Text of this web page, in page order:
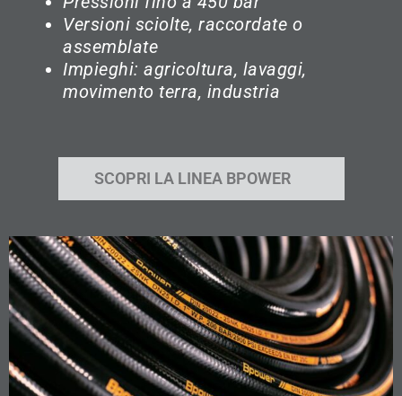
Versioni sciolte, raccordate o
assemblate
Impieghi: agricoltura, lavaggi,
movimento terra, industria
SCOPRI LA LINEA BPOWER